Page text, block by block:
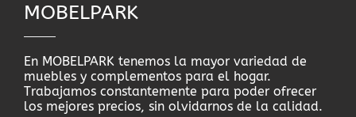
MOBELPARK
En MOBELPARK tenemos la mayor variedad de
muebles y complementos para el hogar.
Trabajamos constantemente para poder ofrecer
los mejores precios, sin olvidarnos de la calidad.